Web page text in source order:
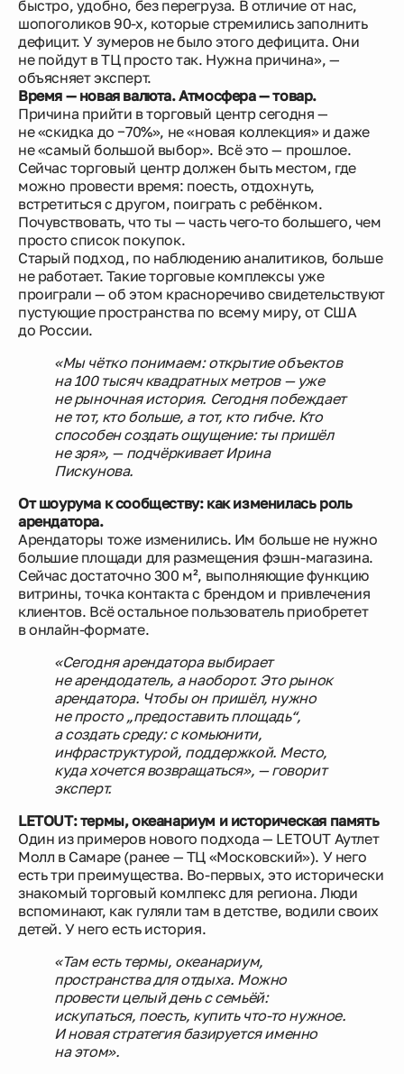
Контакты
быстро, удобно, без перегруза. В отличие от нас,
шопоголиков 90-х, которые стремились заполнить
дефицит. У зумеров не было этого дефицита. Они
не пойдут в ТЦ просто так. Нужна причина», —
объясняет эксперт.
Время — новая валюта. Атмосфера — товар.
Причина прийти в торговый центр сегодня —
не «скидка до −70%», не «новая коллекция» и даже
не «самый большой выбор». Всё это — прошлое.
Сейчас торговый центр должен быть местом, где
можно провести время: поесть, отдохнуть,
встретиться с другом, поиграть с ребёнком.
Почувствовать, что ты — часть чего-то большего, чем
просто список покупок.
Старый подход, по наблюдению аналитиков, больше
не работает. Такие торговые комплексы уже
проиграли — об этом красноречиво свидетельствуют
пустующие пространства по всему миру, от США
до России.
«Мы чётко понимаем: открытие объектов
на 100 тысяч квадратных метров — уже
не рыночная история. Сегодня побеждает
не тот, кто больше, а тот, кто гибче. Кто
способен создать ощущение: ты пришёл
не зря», — подчёркивает Ирина
Пискунова.
От шоурума к сообществу: как изменилась роль
арендатора.
Арендаторы тоже изменились. Им больше не нужно
большие площади для размещения фэшн-магазина.
Сейчас достаточно 300 м², выполняющие функцию
витрины, точка контакта с брендом и привлечения
клиентов. Всё остальное пользователь приобретет
в онлайн-формате.
«Сегодня арендатора выбирает
не арендодатель, а наоборот. Это рынок
арендатора. Чтобы он пришёл, нужно
не просто „предоставить площадь“,
а создать среду: с комьюнити,
инфраструктурой, поддержкой. Место,
куда хочется возвращаться», — говорит
эксперт.
LETOUT: термы, океанариум и историческая память
Один из примеров нового подхода — LETOUT Аутлет
Молл в Самаре (ранее — ТЦ «Московский»). У него
есть три преимущества. Во-первых, это исторически
знакомый торговый комлпекс для региона. Люди
вспоминают, как гуляли там в детстве, водили своих
детей. У него есть история.
«Там есть термы, океанариум,
пространства для отдыха. Можно
провести целый день с семьёй:
искупаться, поесть, купить что-то нужное.
И новая стратегия базируется именно
на этом».